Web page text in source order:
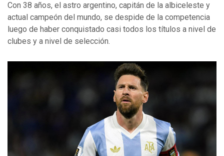
Con 38 años, el astro argentino, capitán de la albiceleste y
actual campeón del mundo, se despide de la competencia
luego de haber conquistado casi todos los títulos a nivel de
clubes y a nivel de selección.